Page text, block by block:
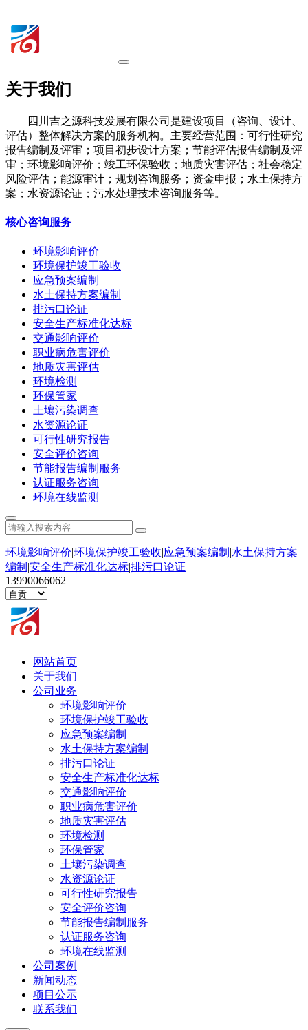
关于我们
四川吉之源科技发展有限公司是建设项目（咨询、设计、
评估）整体解决方案的服务机构。主要经营范围：可行性研究
报告编制及评审；项目初步设计方案；节能评估报告编制及评
审；环境影响评价；竣工环保验收；地质灾害评估；社会稳定
风险评估；能源审计；规划咨询服务；资金申报；水土保持方
案；水资源论证；污水处理技术咨询服务等。
核心咨询服务
环境影响评价
环境保护竣工验收
应急预案编制
水土保持方案编制
排污口论证
安全生产标准化达标
交通影响评价
职业病危害评价
地质灾害评估
环境检测
环保管家
土壤污染调查
水资源论证
可行性研究报告
安全评价咨询
节能报告编制服务
认证服务咨询
环境在线监测
环境影响评价|环境保护竣工验收|应急预案编制 |水土保持方案
编制 |安全生产标准化达标|排污口论证
13990066062
网站首页
关于我们
公司业务
环境影响评价
环境保护竣工验收
应急预案编制
水土保持方案编制
排污口论证
安全生产标准化达标
交通影响评价
职业病危害评价
地质灾害评估
环境检测
环保管家
土壤污染调查
水资源论证
可行性研究报告
安全评价咨询
节能报告编制服务
认证服务咨询
环境在线监测
公司案例
新闻动态
项目公示
联系我们